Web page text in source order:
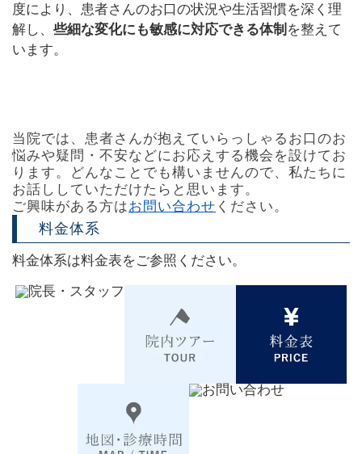
度により、患者さんのお口の状況や生活習慣を深く理
解し、 些細な変化にも敏感に対応できる体制 を整えて
います。
当院では、患者さんが抱えていらっしゃるお口のお
悩みや疑問・不安などにお応えする機会を設けてお
ります。どんなことでも構いませんので、私たちに
お話ししていただけたらと思います。
ご興味がある方はお問い合わせ ください。
料金体系
料金体系は料金表をご参照ください。